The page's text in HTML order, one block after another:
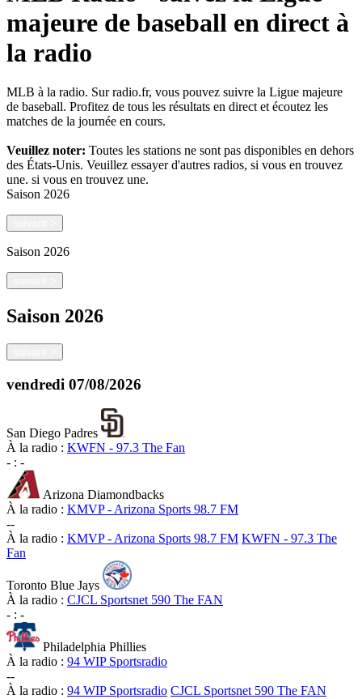
majeure de baseball en direct à
la radio
MLB à la radio. Sur radio.fr, vous pouvez suivre la Ligue majeure
de baseball. Profitez de tous les résultats en direct et écoutez les
matches de la journée en cours.
Veuillez noter: Toutes les stations ne sont pas disponibles en dehors
des États-Unis. Veuillez essayer d'autres radios, si vous en trouvez
une. si vous en trouvez une.
Saison 2026
Saison 2026
Saison 2026
vendredi 07/08/2026
San Diego Padres
À la radio : KWFN - 97.3 The Fan
- : -
Arizona Diamondbacks
À la radio : KMVP - Arizona Sports 98.7 FM
--
À la radio : KMVP - Arizona Sports 98.7 FM KWFN - 97.3 The
Fan
Toronto Blue Jays
À la radio : CJCL Sportsnet 590 The FAN
- : -
Philadelphia Phillies
À la radio : 94 WIP Sportsradio
--
À la radio : 94 WIP Sportsradio CJCL Sportsnet 590 The FAN